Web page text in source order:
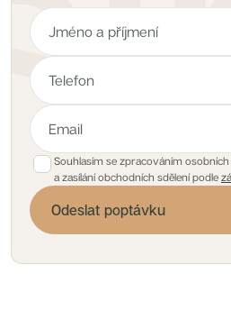
Souhlasím se zpracováním
a zasílání obchodních sdělení podle
Odeslat poptávku